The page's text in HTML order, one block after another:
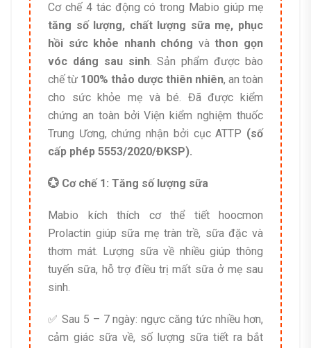
Cơ chế 4 tác động có trong Mabio giúp mẹ
tăng số lượng, chất lượng sữa mẹ, phục
hồi sức khỏe nhanh chóng vàthon gọn
vóc dáng sau sinh. Sản phẩm được bào
chế từ 100% thảo dược thiên nhiên, an toàn
cho sức khỏe mẹ và bé. Đã được kiểm
chứng an toàn bởi Viện kiểm nghiệm thuốc
Trung Ương, chứng nhận bởi cục ATTP (số
cấp phép 5553/2020/ĐKSP).
💮 Cơ chế 1: Tăng số lượng sữa
Mabio kích thích cơ thể tiết hoocmon
Prolactin giúp sữa mẹ tràn trề, sữa đặc và
thơm mát. Lượng sữa về nhiều giúp thông
tuyến sữa, hỗ trợ điều trị mất sữa ở mẹ sau
sinh.
✅ Sau 5 – 7 ngày: ngực căng tức nhiều hơn,
cảm giác sữa về, số lượng sữa tiết ra bắt